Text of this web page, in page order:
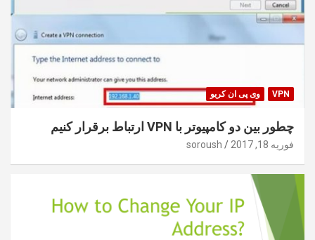
VPN وی پی ان کریو
چطور بین دو کامپیوتر با VPN ارتباط برقرار کنیم
فوریه 18, 2017 soroush